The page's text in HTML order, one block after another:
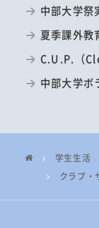
中部大学祭
夏季課外教
C.U.P.（
中部大学ボ
学生生活
クラブ・